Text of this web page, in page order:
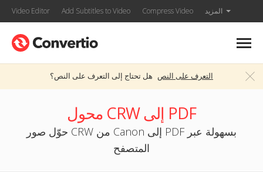
Video Editor Add Subtitles to Video Compress Video المزيد
هل تحتاج إلى التعرف على النص؟ التعرف على النص
محول CRW إلى PDF
حوّل صور CRW من Canon إلى PDF بسهولة عبر
المتصفح